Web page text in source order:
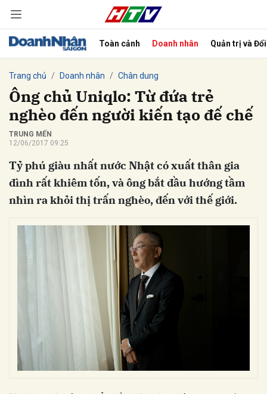
Toàn cảnh Doanh nhân Quản trị và
Trang chủ Doanh nhân Chân dung
Ông chủ Uniqlo: Từ đứa trẻ
nghèo đến người kiến tạo đế chế
TRUNG MẾN
12/06/2017 09:25
Tỷ phú giàu nhất nước Nhật có xuất thân gia
đình rất khiêm tốn, và ông bắt đầu hướng tầm
nhìn ra khỏi thị trấn nghèo, đến với thế giới.
Hủy